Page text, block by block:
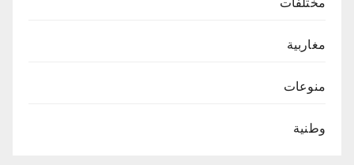
مختلفات
مغاربية
منوعات
وطنية